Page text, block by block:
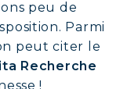
peu de
Parmi
peut citer le
Recherche
!